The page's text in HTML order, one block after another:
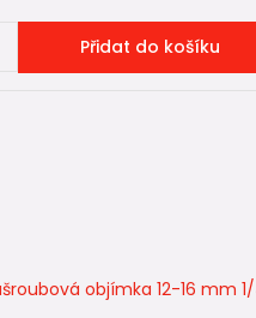
Přidat do košíku